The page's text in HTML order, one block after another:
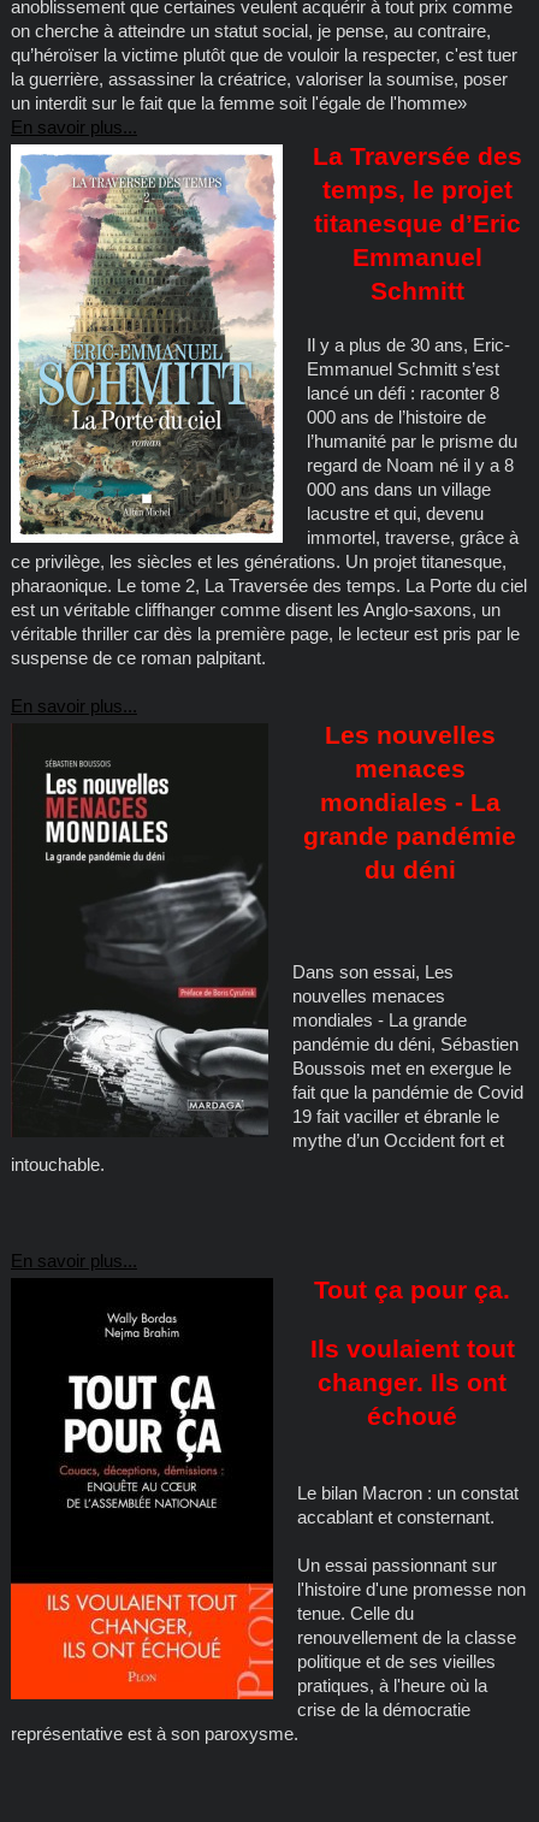
anoblissement que certaines veulent acquérir à tout prix comme
on cherche à atteindre un statut social, je pense, au contraire,
qu’héroïser la victime plutôt que de vouloir la respecter, c'est tuer
la guerrière, assassiner la créatrice, valoriser la soumise, poser
un interdit sur le fait que la femme soit l'égale de l'homme»
En savoir plus...
La Traversée des
temps, le projet
titanesque d’Eric
Emmanuel
Schmitt
Il y a plus de 30 ans, Eric-
Emmanuel Schmitt s’est
lancé un défi : raconter 8
000 ans de l’histoire de
l’humanité par le prisme du
regard de Noam né il y a 8
000 ans dans un village
lacustre et qui, devenu
immortel, traverse, grâce à
ce privilège, les siècles et les générations. Un projet titanesque,
pharaonique. Le tome 2, La Traversée des temps. La Porte du ciel
est un véritable cliffhanger comme disent les Anglo-saxons, un
véritable thriller car dès la première page, le lecteur est pris par le
suspense de ce roman palpitant.
En savoir plus...
Les nouvelles
menaces
mondiales - La
grande pandémie
du déni
Dans son essai, Les
nouvelles menaces
mondiales - La grande
pandémie du déni, Sébastien
Boussois met en exergue le
fait que la pandémie de Covid
19 fait vaciller et ébranle le
mythe d’un Occident fort et
intouchable.
En savoir plus...
Tout ça pour ça.
Ils voulaient tout
changer. Ils ont
échoué
Le bilan Macron : un constat
accablant et consternant.
Un essai passionnant sur
l'histoire d'une promesse non
tenue. Celle du
renouvellement de la classe
politique et de ses vieilles
pratiques, à l'heure où la
crise de la démocratie
représentative est à son paroxysme.